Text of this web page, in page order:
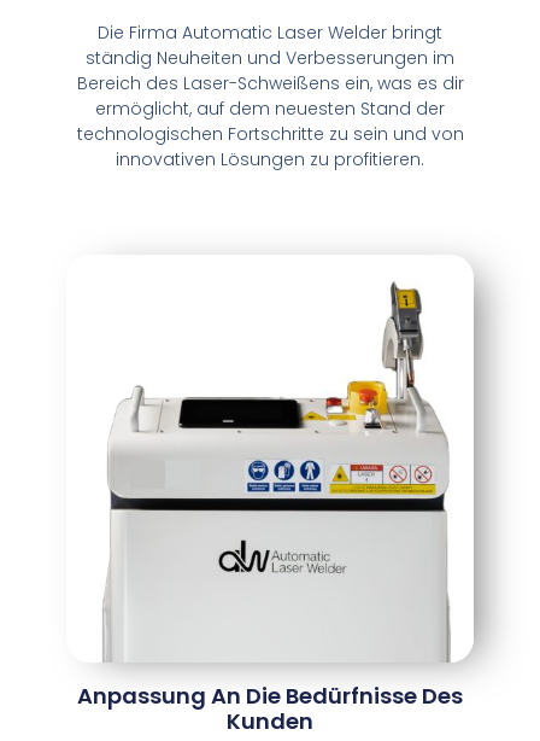
Die Firma Automatic Laser Welder bringt
ständig Neuheiten und Verbesserungen im
Bereich des Laser-Schweißens ein, was es dir
ermöglicht, auf dem neuesten Stand der
technologischen Fortschritte zu sein und von
innovativen Lösungen zu profitieren.
Anpassung An Die Bedürfnisse Des
Kunden